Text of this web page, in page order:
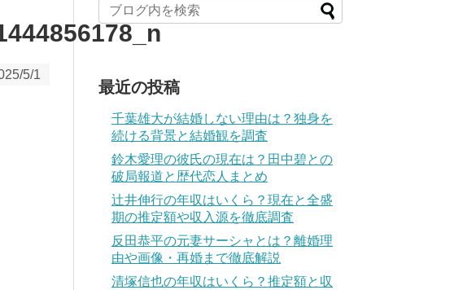
5/1
最近の投稿
千葉雄大が結婚しない理由は？独身を
続ける背景と結婚観を調査
鈴木愛理の彼氏の現在は？田中碧との
破局報道と歴代恋人まとめ
辻井伸行の年収はいくら？現在と全盛
期の推定額や収入源を徹底調査
反田恭平の元妻サーシャとは？離婚理
由や画像・再婚まで徹底解説
清塚信也の年収はいくら？推定額と収